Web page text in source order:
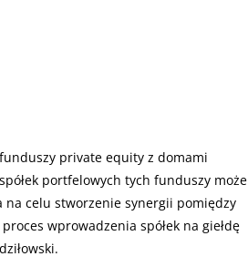
private equity z domami
portfelowych tych funduszy może
na celu stworzenie synergii pomiędzy
wprowadzenia spółek na giełdę